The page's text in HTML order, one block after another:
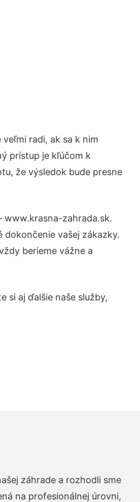
radi, ak sa k nim
prístup je kľúčom k
že výsledok bude presne
www.krasna-zahrada.sk.
vašej zákazky.
berieme vážne a
si aj ďalšie naše služby,
záhrade a rozhodli sme
na profesionálnej úrovni,